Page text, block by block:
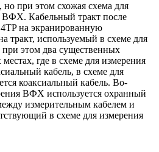
но при этом схожая схема для
Кабельный тракт после
на экранированную
тракт, используемый в схеме для
этом два существенных
где в схеме для измерения
кабель, в схеме для
коаксиальный кабель. Во-
ВФХ используется охранный
измерительным кабелем и
в схеме для измерения